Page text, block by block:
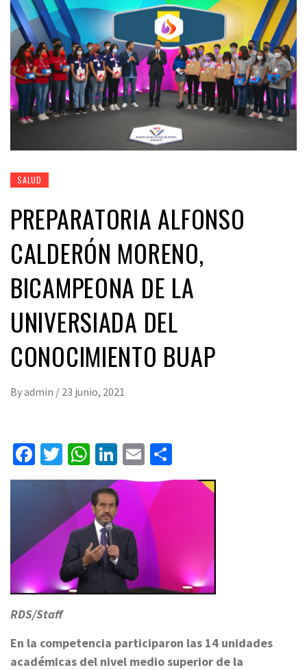
SALUD
PREPARATORIA ALFONSO
CALDERÓN MORENO,
BICAMPEONA DE LA
UNIVERSIADA DEL
CONOCIMIENTO BUAP
Byadmin / 23 junio, 2021
Facebook
Twitter
WhatsApp
LinkedIn
Email
RDS/Staff
En la competencia participaron las 14 unidades
académicas del nivel medio superior de la